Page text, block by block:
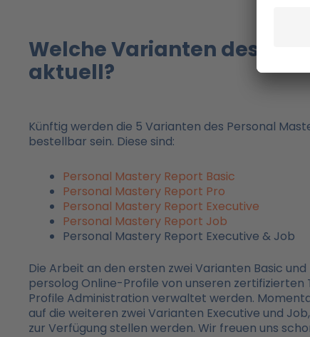
Welche Varianten des
aktuell?
Künftig werden die 5 Varianten des Personal
bestellbar sein. Diese sind:
Personal Mastery Report Basic
Personal Mastery Report Pro
Personal Mastery Report Executive
Personal Mastery Report Job
Personal Mastery Report Executive & Job
Die Arbeit an den ersten zwei Varianten Basic
persolog Online-Profile von unseren
Profile Administration verwaltet werden.
auf die weiteren zwei Varianten Executive und
zur Verfügung stellen werden. Wir freuen uns